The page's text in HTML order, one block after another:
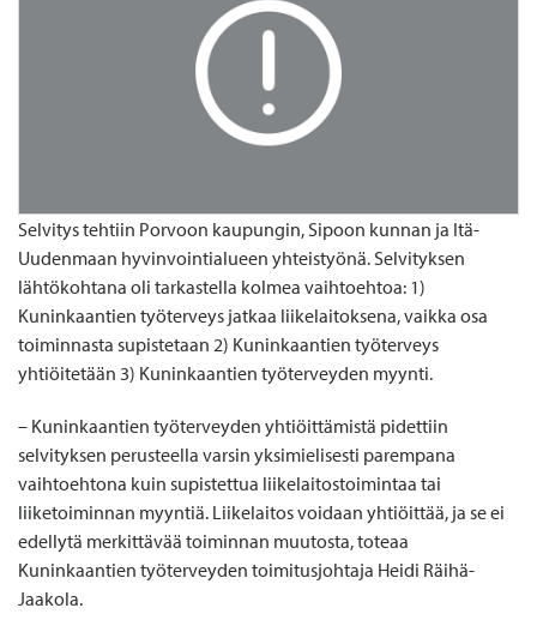
Selvitys tehtiin Porvoon kaupungin, Sipoon kunnan ja Itä-
Uudenmaan hyvinvointialueen yhteistyönä. Selvityksen
lähtökohtana oli tarkastella kolmea vaihtoehtoa: 1)
Kuninkaantien työterveys jatkaa liikelaitoksena, vaikka osa
toiminnasta supistetaan 2) Kuninkaantien työterveys
yhtiöitetään 3) Kuninkaantien työterveyden myynti.
– Kuninkaantien työterveyden yhtiöittämistä pidettiin
selvityksen perusteella varsin yksimielisesti parempana
vaihtoehtona kuin supistettua liikelaitostoimintaa tai
liiketoiminnan myyntiä. Liikelaitos voidaan yhtiöittää, ja se ei
edellytä merkittävää toiminnan muutosta, toteaa
Kuninkaantien työterveyden toimitusjohtaja Heidi Räihä-
Jaakola.